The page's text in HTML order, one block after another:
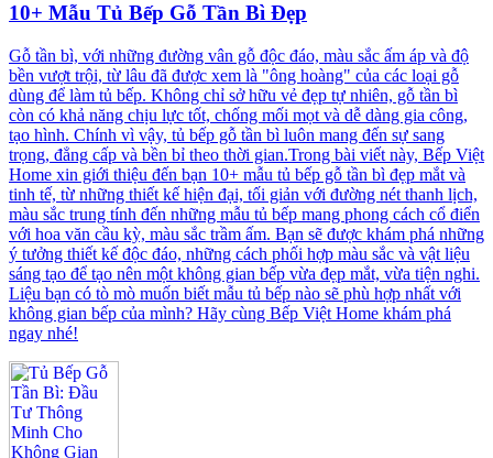
10+ Mẫu Tủ Bếp Gỗ Tần Bì Đẹp
Gỗ tần bì, với những đường vân gỗ độc đáo, màu sắc ấm áp và độ
bền vượt trội, từ lâu đã được xem là "ông hoàng" của các loại gỗ
dùng để làm tủ bếp. Không chỉ sở hữu vẻ đẹp tự nhiên, gỗ tần bì
còn có khả năng chịu lực tốt, chống mối mọt và dễ dàng gia công,
tạo hình. Chính vì vậy, tủ bếp gỗ tần bì luôn mang đến sự sang
trọng, đẳng cấp và bền bỉ theo thời gian.Trong bài viết này, Bếp Việt
Home xin giới thiệu đến bạn 10+ mẫu tủ bếp gỗ tần bì đẹp mắt và
tinh tế, từ những thiết kế hiện đại, tối giản với đường nét thanh lịch,
màu sắc trung tính đến những mẫu tủ bếp mang phong cách cổ điển
với hoa văn cầu kỳ, màu sắc trầm ấm. Bạn sẽ được khám phá những
ý tưởng thiết kế độc đáo, những cách phối hợp màu sắc và vật liệu
sáng tạo để tạo nên một không gian bếp vừa đẹp mắt, vừa tiện nghi.
Liệu bạn có tò mò muốn biết mẫu tủ bếp nào sẽ phù hợp nhất với
không gian bếp của mình? Hãy cùng Bếp Việt Home khám phá
ngay nhé!